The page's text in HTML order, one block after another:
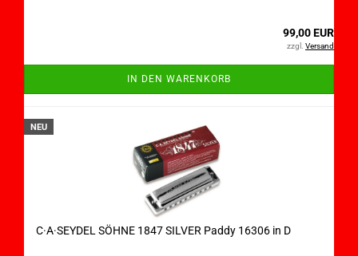
99,00 EUR
zzgl. Versand
IN DEN WARENKORB
NEU
C·A·SEYDEL SÖHNE 1847 SILVER Paddy 16306 in D